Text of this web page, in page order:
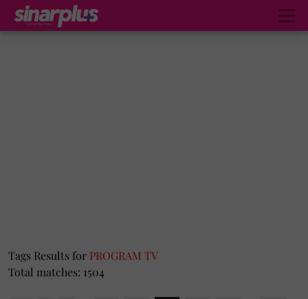
Tags Results for PROGRAM TV
Total matches: 1504